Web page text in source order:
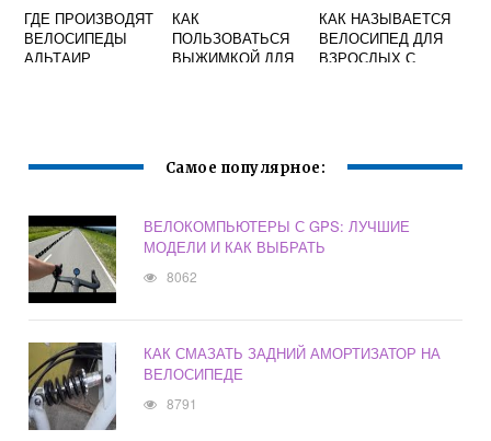
ГДЕ ПРОИЗВОДЯТ
ВЕЛОСИПЕДЫ
АЛЬТАИР
КАК
ПОЛЬЗОВАТЬСЯ
ВЫЖИМКОЙ ДЛЯ
КАК НАЗЫВАЕТСЯ
ВЕЛОСИПЕД ДЛЯ
ВЗРОСЛЫХ С
Самое популярное:
ВЕЛОКОМПЬЮТЕРЫ С GPS: ЛУЧШИЕ
МОДЕЛИ И КАК ВЫБРАТЬ
8062
КАК СМАЗАТЬ ЗАДНИЙ АМОРТИЗАТОР НА
ВЕЛОСИПЕДЕ
8791